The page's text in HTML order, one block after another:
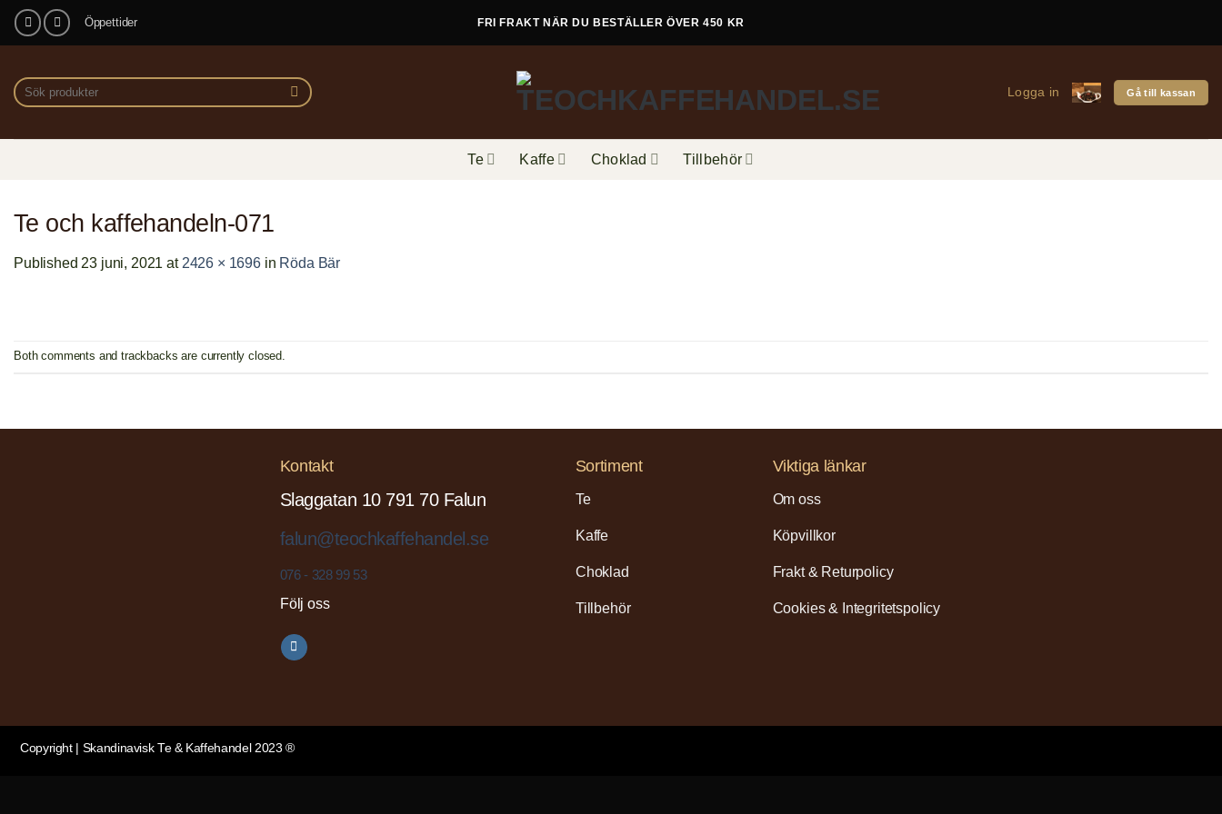
Skip
Öppettider FRI FRAKT NÄR DU BESTÄLLER ÖVER 450 KR
Sök
efter:
Logga in Gå till kassan
Te Kaffe Choklad Tillbehör
Te och kaffehandeln-071
Published 23 juni, 2021 at 2426 × 1696in Röda Bär
Both comments and trackbacks are currently closed.
Kontakt
Slaggatan 10 791 70 Falun
falun@teochkaffehandel.se
076 - 328 99 53
Följ oss
Sortiment
Te
Kaffe
Choklad
Tillbehör
Viktiga länkar
Om oss
Köpvillkor
Frakt & Returpolicy
Cookies & Integritetspolicy
Copyright | Skandinavisk Te & Kaffehandel 2023 ®